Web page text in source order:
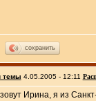
сохранить
темы 4.05.2005 - 12:11
Ирина, я из